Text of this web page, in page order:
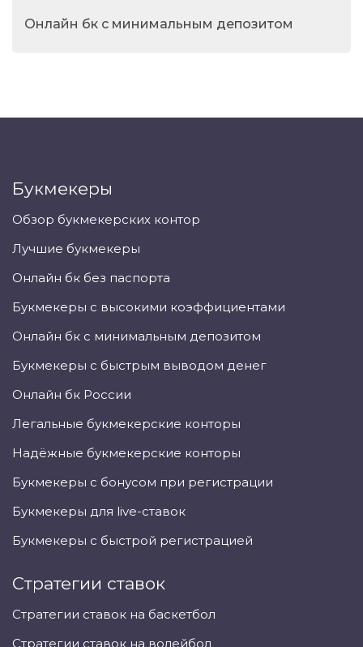
Онлайн бк с минимальным депозитом
Букмекеры
Обзор букмекерских контор
Лучшие букмекеры
Онлайн бк без паспорта
Букмекеры с высокими коэффициентами
Онлайн бк с минимальным депозитом
Букмекеры с быстрым выводом денег
Онлайн бк России
Легальные букмекерские конторы
Надёжные букмекерские конторы
Букмекеры с бонусом при регистрации
Букмекеры для live-ставок
Букмекеры с быстрой регистрацией
Стратегии ставок
Стратегии ставок на баскетбол
Стратегии ставок на волейбол